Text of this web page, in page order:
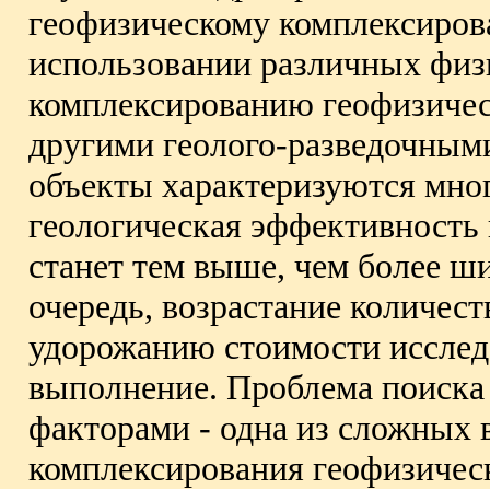
геофизическому
использовании различных
комплексированию
другими геолого-
объекты характеризуются
геологическая
станет тем выше, чем более
очередь, возрастание
удорожанию стоимости
выполнение. Проблема
факторами - одна из сложных
комплексирования